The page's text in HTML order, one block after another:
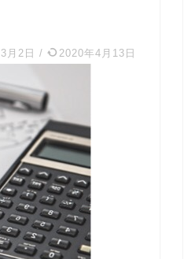
月2日 / 2020年4月13日